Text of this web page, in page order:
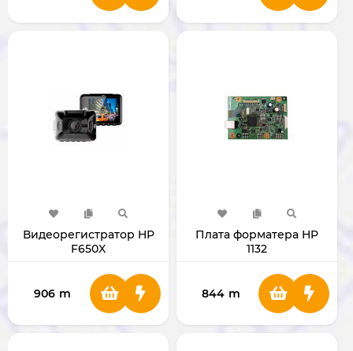
Видеорегистратор HP
F650X
906 m
Плата форматера HP
1132
844 m